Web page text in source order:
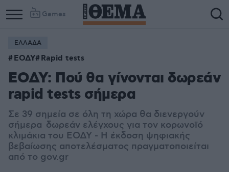
Games
Column
1
Column
2
ΕΛΛΑΔΑ
ΕΟΔΥ Rapid tests
ΕΟΔΥ: Πού θα γίνονται δωρεάν
rapid tests σήμερα
Σε 39 σημεία σε όλη τη χώρα θα διενεργούν
σήμερα δωρεάν ελέγχους για τον κορωνοϊό
κλιμάκια του ΕΟΔΥ - Η έκδοση ψηφιακής
βεβαίωσης αποτελέσματος πραγματοποιείται
από το gov.gr